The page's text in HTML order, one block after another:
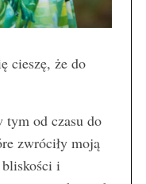
cieszę, że do
tym od czasu do
zwróciły moją
i